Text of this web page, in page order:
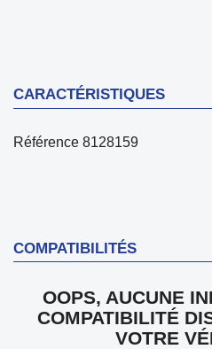
CARACTÉRISTIQUES
Référence 8128159
COMPATIBILITÉS
OOPS, AUCUNE
COMPATIBILITÉ
VOTRE